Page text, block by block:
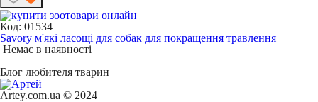
Код: 01534
Savory м'які ласощі для собак для покращення травлення
Немає в наявності
Блог любителя тварин
Artey.com.ua © 2024